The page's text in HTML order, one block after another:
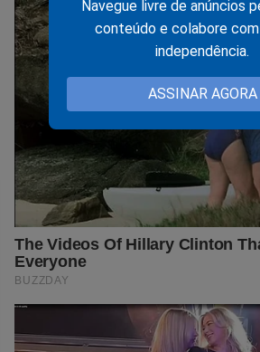
Navegue livre de anúncios
conteúdo e colabore com
independência.
ASSINAR AGORA